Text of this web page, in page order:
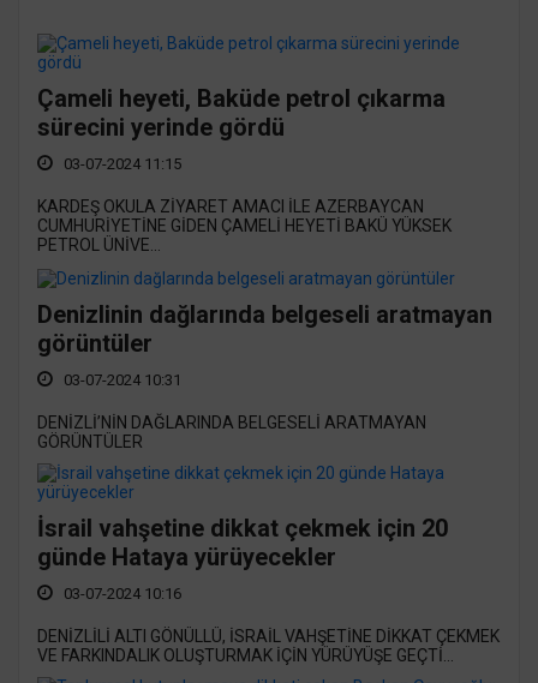
Çameli heyeti, Baküde petrol çıkarma
sürecini yerinde gördü
03-07-2024 11:15
KARDEŞ OKULA ZİYARET AMACI İLE AZERBAYCAN
CUMHURİYETİNE GİDEN ÇAMELİ HEYETİ BAKÜ YÜKSEK
PETROL ÜNİVE...
Denizlinin dağlarında belgeseli aratmayan
görüntüler
03-07-2024 10:31
DENİZLİ’NİN DAĞLARINDA BELGESELİ ARATMAYAN
GÖRÜNTÜLER
İsrail vahşetine dikkat çekmek için 20
günde Hataya yürüyecekler
03-07-2024 10:16
DENİZLİLİ ALTI GÖNÜLLÜ, İSRAİL VAHŞETİNE DİKKAT ÇEKMEK
VE FARKINDALIK OLUŞTURMAK İÇİN YÜRÜYÜŞE GEÇTİ...